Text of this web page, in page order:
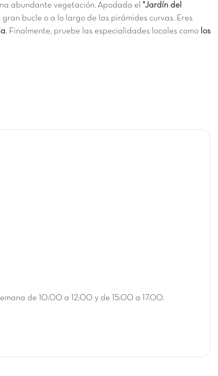
abundante vegetación. Apodada el "Jardín del
gran bucle o a lo largo de las pirámides curvas. Eres
. Finalmente, pruebe las especialidades locales como los
de 10:00 a 12:00 y de 15:00 a 17:00.